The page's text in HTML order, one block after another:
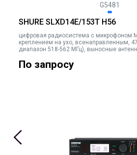
G5481
SHURE SLXD14E/153T H56
цифровая радиосистема с микрофоном
креплением на ухо, всенаправленным,
диапазон 518-562 МГц), выносные
По запросу